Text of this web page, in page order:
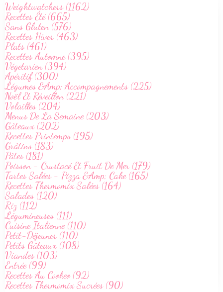
Weightwatchers (1162)
Recettes Été (665)
Sans Gluten (576)
Recettes Hiver (463)
Plats (461)
Recettes Automne (395)
Végetarien (394)
Apéritif (300)
Légumes &Amp; Accompagnements (225)
Noël Et Réveillon (221)
Volailles (204)
Menus De La Semaine (203)
Gâteaux (202)
Recettes Printemps (195)
Grâtins (183)
Pâtes (181)
Poisson - Crustacé Et Fruit De Mer (179)
Tartes Salées - Pizza &Amp; Cake (165)
Recettes Thermomix Salées (164)
Salades (120)
Riz (112)
Légumineuses (111)
Cuisine Italienne (110)
Petit-Déjeuner (110)
Petits Gâteaux (108)
Viandes (103)
Entrée (99)
Recettes Au Cookeo (92)
Recettes Thermomix Sucrées (90)